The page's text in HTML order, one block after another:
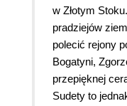
w Złotym
pradziejów
polecić rejony
Bogatyni,
przepięknej
Sudety to